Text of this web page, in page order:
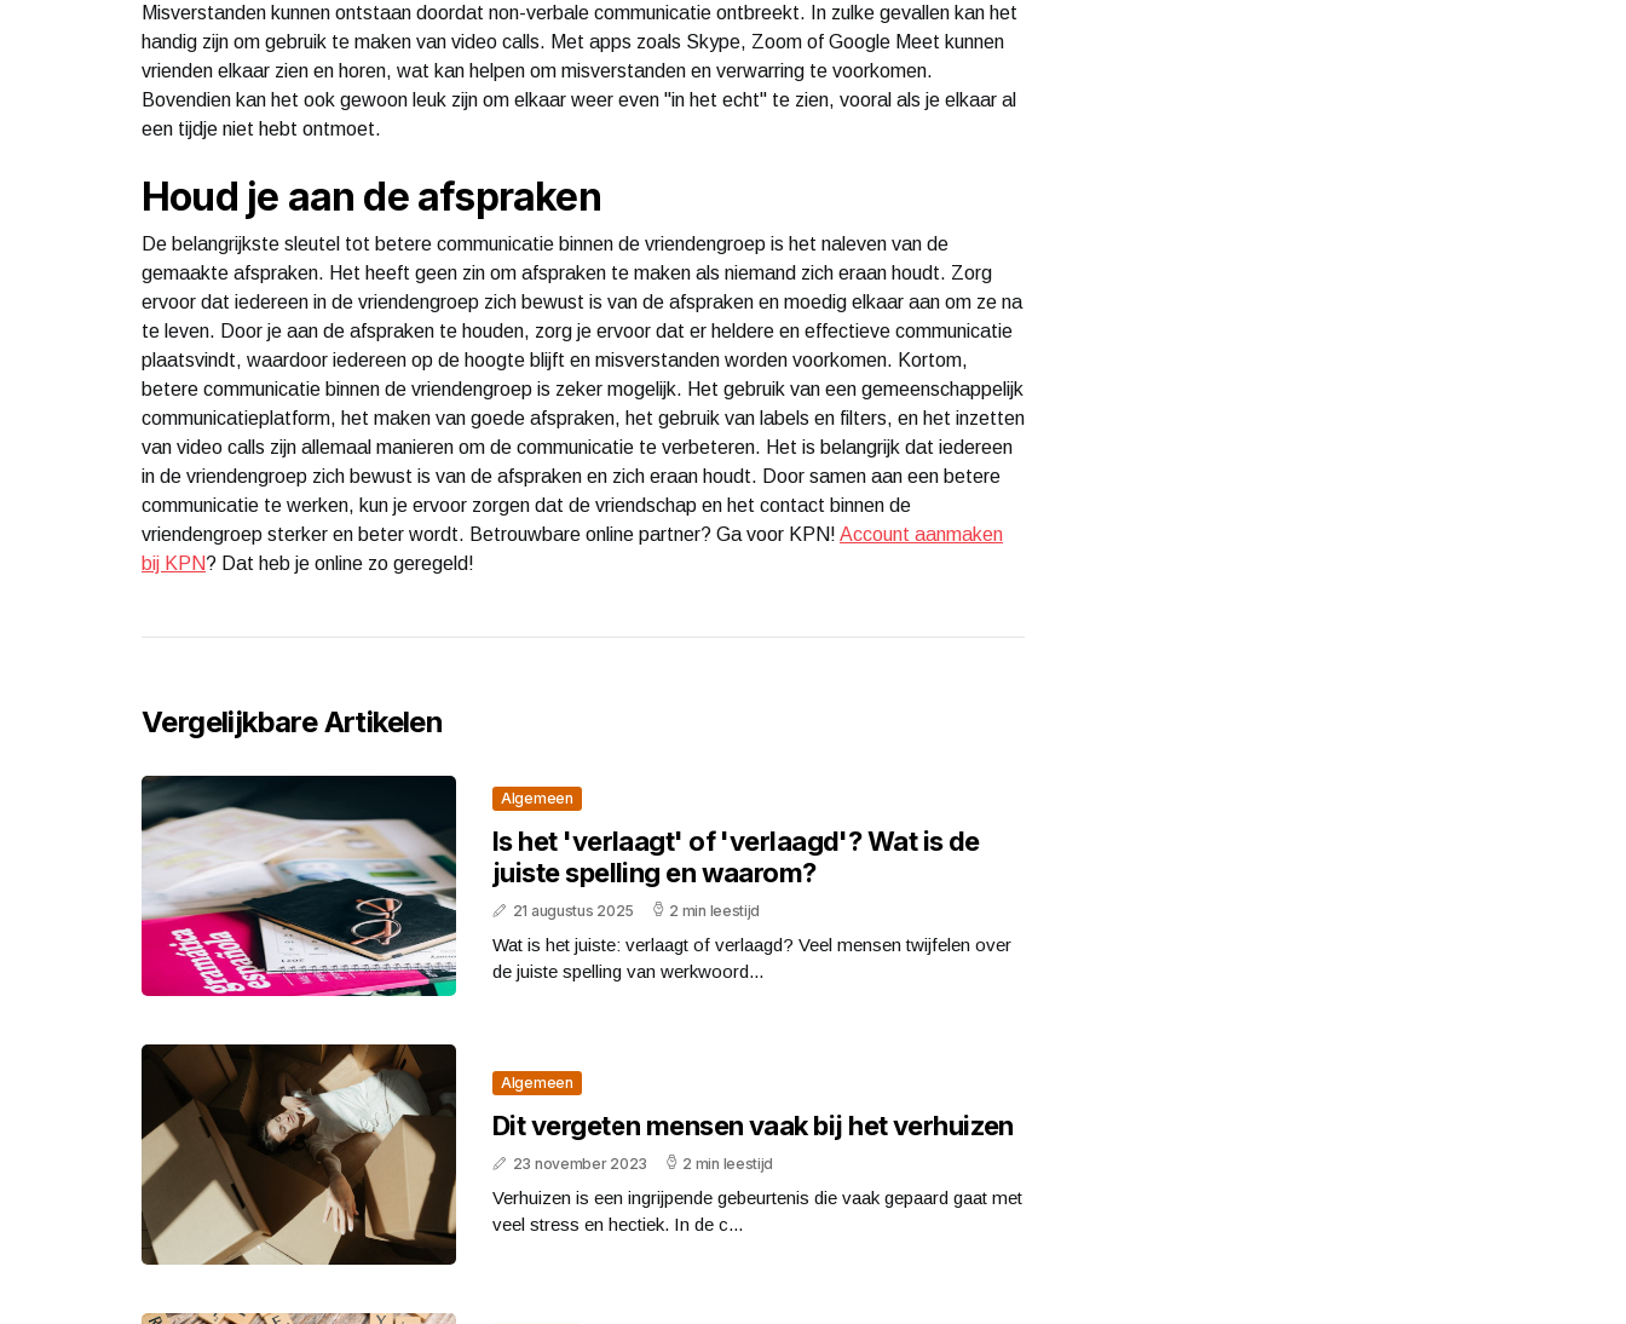
Misverstanden kunnen ontstaan doordat non-verbale communicatie ontbreekt. In zulke gevallen kan het
handig zijn om gebruik te maken van video calls. Met apps zoals Skype, Zoom of Google Meet kunnen
vrienden elkaar zien en horen, wat kan helpen om misverstanden en verwarring te voorkomen.
Bovendien kan het ook gewoon leuk zijn om elkaar weer even "in het echt" te zien, vooral als je elkaar al
een tijdje niet hebt ontmoet.
Houd je aan de afspraken
De belangrijkste sleutel tot betere communicatie binnen de vriendengroep is het naleven van de
gemaakte afspraken. Het heeft geen zin om afspraken te maken als niemand zich eraan houdt. Zorg
ervoor dat iedereen in de vriendengroep zich bewust is van de afspraken en moedig elkaar aan om ze na
te leven. Door je aan de afspraken te houden, zorg je ervoor dat er heldere en effectieve communicatie
plaatsvindt, waardoor iedereen op de hoogte blijft en misverstanden worden voorkomen. Kortom,
betere communicatie binnen de vriendengroep is zeker mogelijk. Het gebruik van een gemeenschappelijk
communicatieplatform, het maken van goede afspraken, het gebruik van labels en filters, en het inzetten
van video calls zijn allemaal manieren om de communicatie te verbeteren. Het is belangrijk dat iedereen
in de vriendengroep zich bewust is van de afspraken en zich eraan houdt. Door samen aan een betere
communicatie te werken, kun je ervoor zorgen dat de vriendschap en het contact binnen de
vriendengroep sterker en beter wordt. Betrouwbare online partner? Ga voor KPN! Account aanmaken
bij KPN? Dat heb je online zo geregeld!
Vergelijkbare Artikelen
Algemeen
Is het 'verlaagt' of 'verlaagd'? Wat is de
juiste spelling en waarom?
21 augustus 2025 2 min leestijd
Wat is het juiste: verlaagt of verlaagd? Veel mensen twijfelen over
de juiste spelling van werkwoord...
Algemeen
Dit vergeten mensen vaak bij het verhuizen
23 november 2023 2 min leestijd
Verhuizen is een ingrijpende gebeurtenis die vaak gepaard gaat met
veel stress en hectiek. In de c...